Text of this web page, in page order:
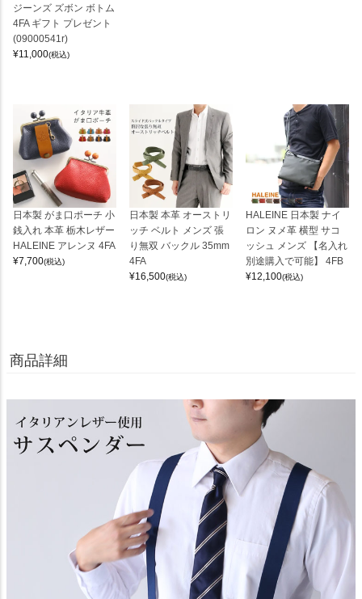
ジーンズ ズボン ボトム
4FA ギフト プレゼント
(09000541r)
¥11,000(税込)
日本製 がま口ポーチ 小
銭入れ 本革 栃木レザー
HALEINE アレンヌ 4FA
¥7,700(税込)
日本製 本革 オーストリ
ッチ ベルト メンズ 張
り無双 バックル 35mm
4FA
¥16,500(税込)
HALEINE 日本製 ナイ
ロン ヌメ革 横型 サコ
ッシュ メンズ 【名入れ
別途購入で可能】 4FB
¥12,100(税込)
商品詳細